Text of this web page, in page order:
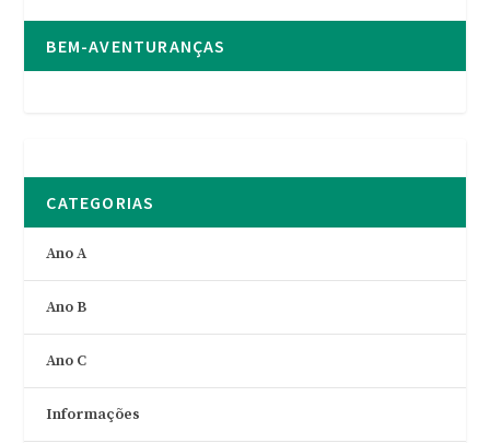
BEM-AVENTURANÇAS
CATEGORIAS
Ano A
Ano B
Ano C
Informações